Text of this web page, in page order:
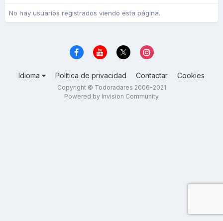
No hay usuarios registrados viendo esta página.
Idioma Política de privacidad Contactar Cookies
Copyright © Todoradares 2006-2021
Powered by Invision Community